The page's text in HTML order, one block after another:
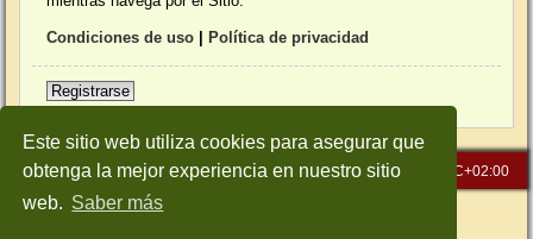
Este sitio web utiliza cookies para asegurar que
obtenga la mejor experiencia en nuestro sitio
web. Saber más
Condiciones de uso Política de privacidad
Registrarse
Inicio Índice general Todos los horarios son UTC+02:00
Desarrollado porphpBB